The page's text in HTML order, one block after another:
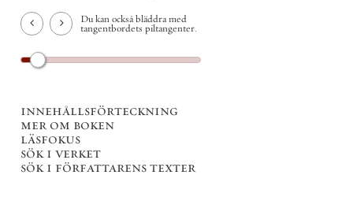
Du kan också bläddra med
tangentbordets piltangenter.
innehållsförteckning
mer om boken
läsfokus
sök i verket
sök i författarens texter